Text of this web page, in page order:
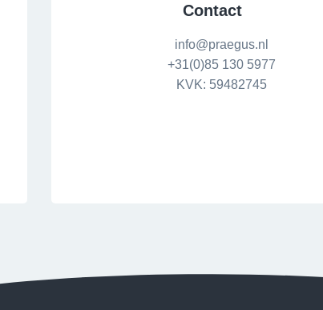
Contact
info@praegus.nl
+31(0)85 130 5977
KVK: 59482745